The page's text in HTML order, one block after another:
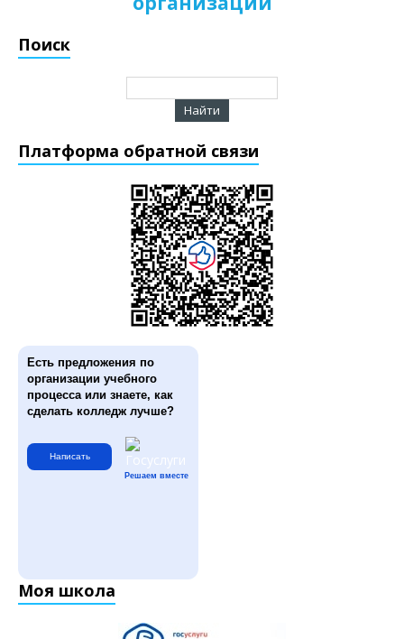
Поиск
Платформа обратной связи
Есть предложения по
организации учебного
процесса или знаете, как
сделать колледж лучше?
Написать
Решаем вместе
Моя школа